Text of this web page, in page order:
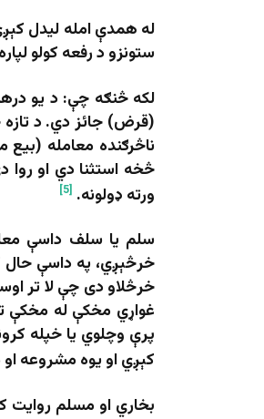
له همدې امله لیدل
ستونزو د رفعه کولو
لکه څنګه چې: د یو
(قرض) جائز دي. د تازه
ناڅرګنده معامله
څخه استثنا دي او روا
ورته ډولونه. [5]
سلم یا سلف داسې
خرڅېږي، په داسې حال
خرڅلاو دی چې لا تر
غواړي مخکې له مخکې
پرې وچلوي یا خپله
کېږي او یوه مشروعه
بخاري او مسلم روایت